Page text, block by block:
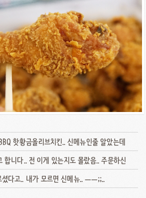
핫황금올리브치킨.. 신메뉴인줄 알았는데
합니다.. 전 이게 있는지도 몰랐음.. 주문하신
셨다고.. 내가 모르면 신메뉴.. ㅡㅡ;;..